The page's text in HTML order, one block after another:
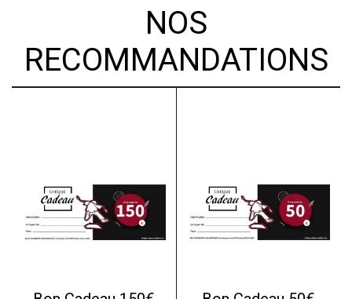
NOS
RECOMMANDATIONS